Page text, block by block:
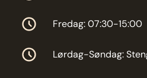
Fredag: 07:30-15:00
Lørdag-Søndag: